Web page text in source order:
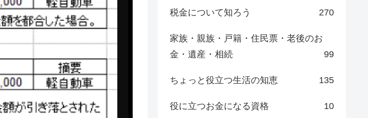
税金について知ろう 270
家族・親族・戸籍・住民票・老後のお
金・遺産・相続
99
ちょっと役立つ生活の知恵 135
役に立つお金になる資格 10